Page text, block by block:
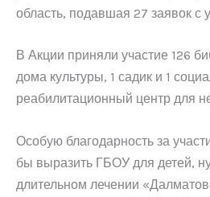
область, подавшая 27 заявок с
В Акции приняли участие 126
дома культуры, 1 садик и 1
реабилитационный центр для
Особую благодарность за
бы выразить ГБОУ для детей,
длительном лечении